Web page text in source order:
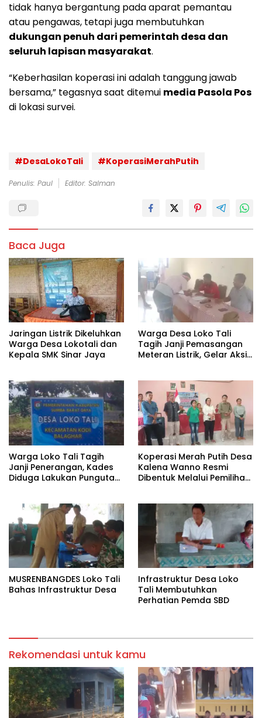
tidak hanya bergantung pada aparat pemantau
atau pengawas, tetapi juga membutuhkan
dukungan penuh dari pemerintah desa dan
seluruh lapisan masyarakat.
“Keberhasilan koperasi ini adalah tanggung jawab
bersama,” tegasnya saat ditemui media Pasola Pos
di lokasi survei.
#DesaLokoTali #KoperasiMerahPutih
Penulis: Paul Editor: Salman
Baca Juga
Jaringan Listrik Dikeluhkan
Warga Desa Lokotali dan
Kepala SMK Sinar Jaya
Warga Desa Loko Tali
Tagih Janji Pemasangan
Meteran Listrik, Gelar Aksi
Warga Loko Tali Tagih
Janji Penerangan, Kades
Diduga Lakukan Pungutan
Koperasi Merah Putih Desa
Kalena Wanno Resmi
Dibentuk Melalui Pemilihan
MUSRENBANGDES Loko Tali
Bahas Infrastruktur Desa
Infrastruktur Desa Loko
Tali Membutuhkan
Perhatian Pemda SBD
Rekomendasi untuk kamu